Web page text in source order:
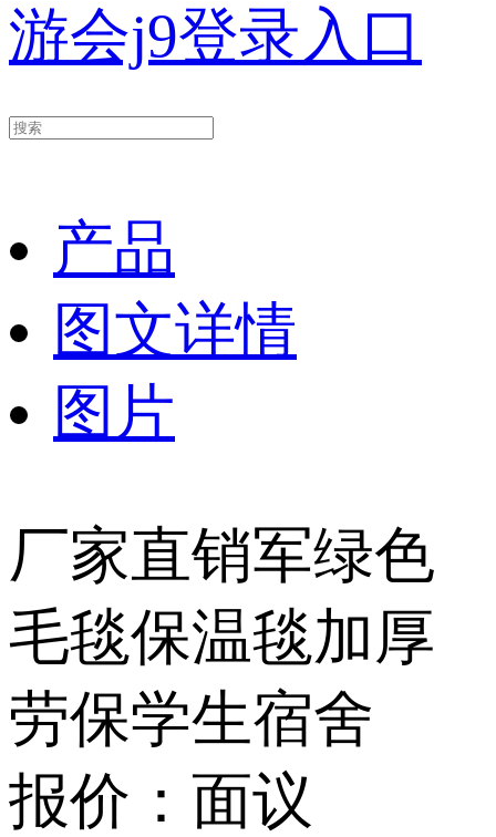
游会j9登录入口
产品
图文详情
图片
厂家直销军绿色
毛毯保温毯加厚
劳保学生宿舍
报价： 面议